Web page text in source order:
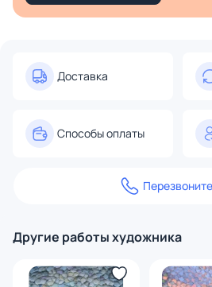
Доставка
Способы оплаты
Другие работы художника